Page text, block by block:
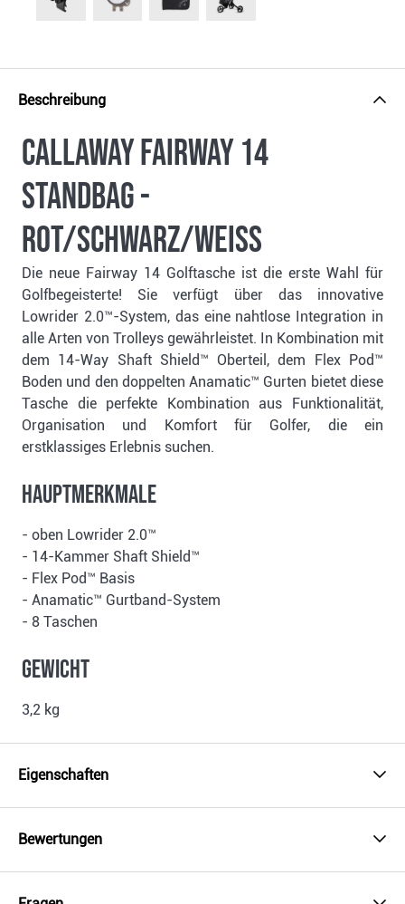
Beschreibung
Callaway Fairway 14
Standbag -
rot/schwarz/weiss
Die neue Fairway 14 Golftasche ist die erste Wahl für
Golfbegeisterte! Sie verfügt über das innovative
Lowrider 2.0™-System, das eine nahtlose Integration in
alle Arten von Trolleys gewährleistet. In Kombination mit
dem 14-Way Shaft Shield™ Oberteil, dem Flex Pod™
Boden und den doppelten Anamatic™ Gurten bietet diese
Tasche die perfekte Kombination aus Funktionalität,
Organisation und Komfort für Golfer, die ein
erstklassiges Erlebnis suchen.
hauptmerkmale
- oben Lowrider 2.0™
- 14-Kammer Shaft Shield™
- Flex Pod™ Basis
- Anamatic™ Gurtband-System
- 8 Taschen
gewicht
3,2 kg
Eigenschaften
Bewertungen